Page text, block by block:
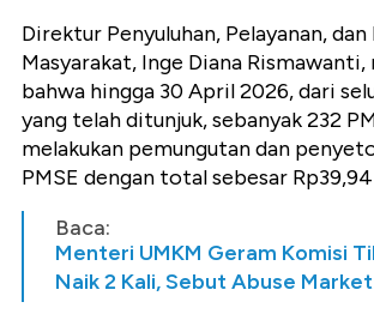
Direktur Penyuluhan, Pelayanan,
Masyarakat, Inge Diana Rismawanti,
bahwa hingga 30 April 2026, dari
yang telah ditunjuk, sebanyak 232
melakukan pemungutan dan
PMSE dengan total sebesar
Baca:
Menteri UMKM Geram Komisi
Naik 2 Kali, Sebut Abuse Market